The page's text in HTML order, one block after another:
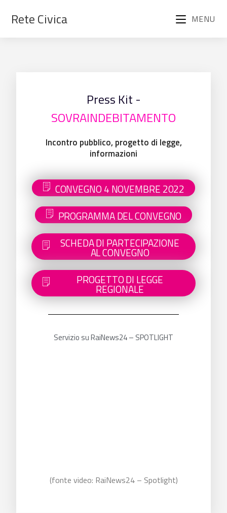
Rete Civica MENU
Press Kit -
SOVRAINDEBITAMENTO
Incontro pubblico, progetto di legge,
informazioni
CONVEGNO 4 NOVEMBRE 2022
PROGRAMMA DEL CONVEGNO
SCHEDA DI PARTECIPAZIONE
AL CONVEGNO
PROGETTO DI LEGGE
REGIONALE
Servizio su RaiNews24 – SPOTLIGHT
(fonte video: RaiNews24 – Spotlight)